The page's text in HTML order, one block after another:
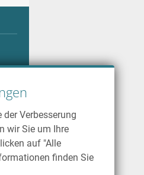
der Verbesserung
wir Sie um Ihre
auf "Alle
finden Sie